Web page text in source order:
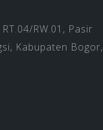
RW.01, Pasir
Kabupaten Bogor,